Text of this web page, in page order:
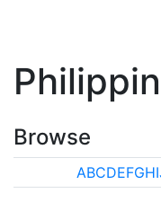
Browse
ABCDEFGHI